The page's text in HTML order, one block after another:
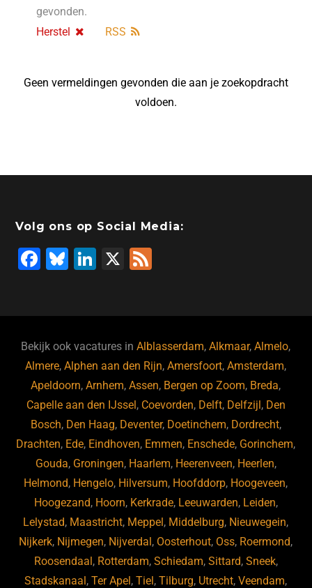
gevonden.
Herstel
RSS
Geen vermeldingen gevonden die aan je zoekopdracht
voldoen.
Volg ons op Social Media:
F
b
o
o
k
Bl
ky
Li
dI
n
X
Bekijk ook vacatures inAlblasserdam,Alkmaar,Almelo,
Almere,Alphen aan den Rijn,Amersfoort,Amsterdam,
Apeldoorn,Arnhem,Assen, Bergen op Zoom, Breda,
Capelle aan den IJssel , Coevorden, Delft, Delfzijl , Den
Bosch, Den Haag, Deventer, Doetinchem, Dordrecht,
Drachten, Ede, Eindhoven, Emmen, Enschede, Gorinchem,
Gouda, Groningen, Haarlem, Heerenveen, Heerlen,
Helmond, Hengelo, Hilversum, Hoofddorp, Hoogeveen,
Hoogezand, Hoorn, Kerkrade, Leeuwarden, Leiden,
Lelystad, Maastricht, Meppel , Middelburg, Nieuwegein,
Nijkerk, Nijmegen, Nijverdal , Oosterhout, Oss, Roermond,
Roosendaal , Rotterdam, Schiedam, Sittard, Sneek,
Stadskanaal ,Ter Apel ,Tiel ,Tilburg, Utrecht,Veendam,